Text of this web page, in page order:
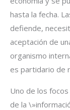
hasta la fecha.
defiende,
aceptación de
organismo
es partidario de
Uno de los
de la